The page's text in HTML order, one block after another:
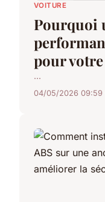
VOITURE
Pourquoi
pour
...
04/05/2026 09:59